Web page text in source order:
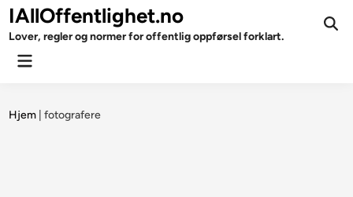
Skip
to
content
IAllOffentlighet.no
Lover, regler og normer for offentlig oppførsel forklart.
Main
Hjem |fotografere